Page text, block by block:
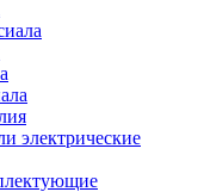
электрические